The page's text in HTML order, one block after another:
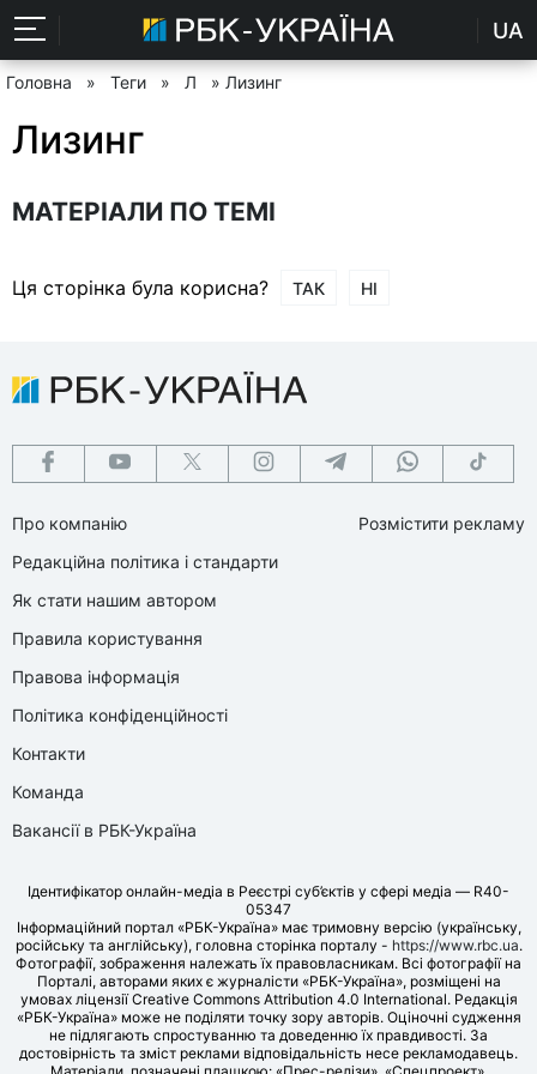
UA
Головна » Теги » Л » Лизинг
Лизинг
МАТЕРІАЛИ ПО ТЕМІ
Ця сторінка була корисна? ТАК НІ
Про компанію
Редакційна політика і стандарти
Як стати нашим автором
Правила користування
Правова інформація
Політика конфіденційності
Контакти
Команда
Вакансії в РБК-Україна
Розмістити рекламу
Ідентифікатор онлайн-медіа в Реєстрі суб’єктів у сфері медіа — R40-
05347
Інформаційний портал «РБК-Україна» має тримовну версію (українську,
російську та англійську), головна сторінка порталу - https://www.rbc.ua.
Фотографії, зображення належать їх правовласникам. Всі фотографії на
Порталі, авторами яких є журналісти «РБК-Україна», розміщені на
умовах ліцензії Creative Commons Attribution 4.0 International. Редакція
«РБК-Україна» може не поділяти точку зору авторів. Оціночні судження
не підлягають спростуванню та доведенню їх правдивості. За
достовірність та зміст реклами відповідальність несе рекламодавець.